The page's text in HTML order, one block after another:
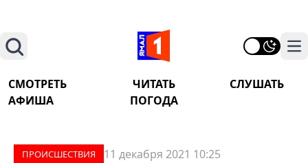
Поиск
СМОТРЕТЬ ЧИТАТЬ
СЛУШАТЬ
АФИША
ПОГОДА
ПРОИCШЕСТВИЯ 11 декабря 2021 10:25